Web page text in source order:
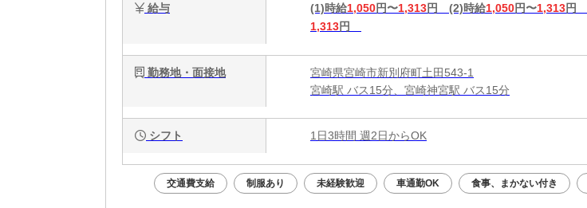
給与 (1)時給1,050円〜1,313円 (2)時給1,050円〜1,313円
1,313円
勤務地・面接地
宮崎県宮崎市新別府町土田543-1
宮崎駅 バス15分、宮崎神宮駅 バス15分
シフト 1日3時間 週2日からOK
交通費支給 制服あり 未経験歓迎 車通勤OK 食事、まかない付き